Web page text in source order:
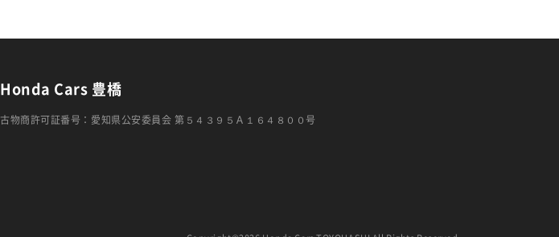
Honda Cars 豊橋
古物商許可証番号：愛知県公安委員会 第５４３９５Ａ１６４８００号